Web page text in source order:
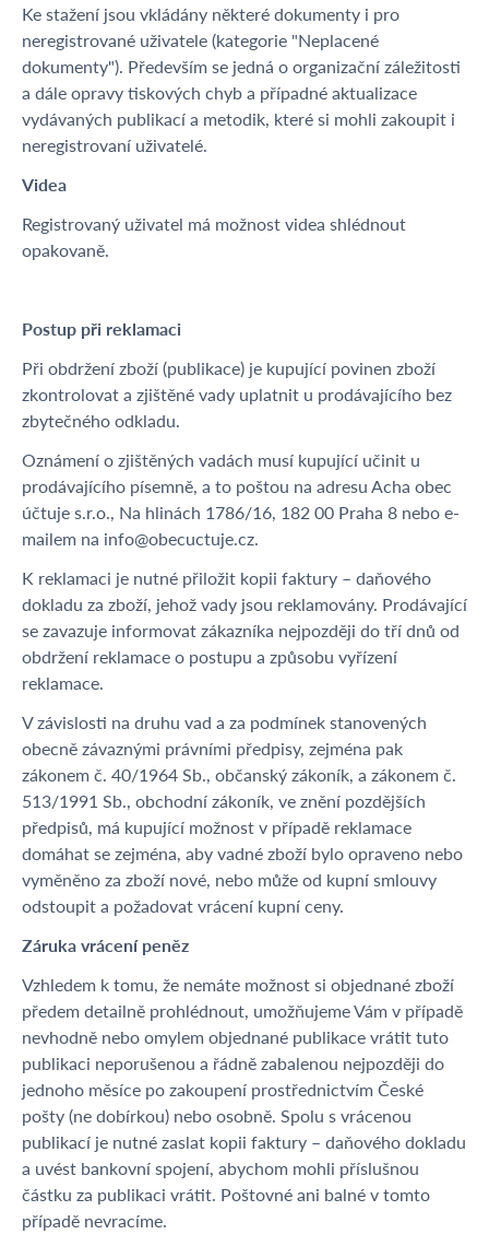
Ke stažení jsou vkládány některé dokumenty i pro
neregistrované uživatele (kategorie "Neplacené
dokumenty"). Především se jedná o organizační záležitosti
a dále opravy tiskových chyb a případné aktualizace
vydávaných publikací a metodik, které si mohli zakoupit i
neregistrovaní uživatelé.
Videa
Registrovaný uživatel má možnost videa shlédnout
opakovaně.
Postup při reklamaci
Při obdržení zboží (publikace) je kupující povinen zboží
zkontrolovat a zjištěné vady uplatnit u prodávajícího bez
zbytečného odkladu.
Oznámení o zjištěných vadách musí kupující učinit u
prodávajícího písemně, a to poštou na adresu Acha obec
účtuje s.r.o., Na hlinách 1786/16, 182 00 Praha 8 nebo e-
mailem na info@obecuctuje.cz.
K reklamaci je nutné přiložit kopii faktury – daňového
dokladu za zboží, jehož vady jsou reklamovány. Prodávající
se zavazuje informovat zákazníka nejpozději do tří dnů od
obdržení reklamace o postupu a způsobu vyřízení
reklamace.
V závislosti na druhu vad a za podmínek stanovených
obecně závaznými právními předpisy, zejména pak
zákonem č. 40/1964 Sb., občanský zákoník, a zákonem č.
513/1991 Sb., obchodní zákoník, ve znění pozdějších
předpisů, má kupující možnost v případě reklamace
domáhat se zejména, aby vadné zboží bylo opraveno nebo
vyměněno za zboží nové, nebo může od kupní smlouvy
odstoupit a požadovat vrácení kupní ceny.
Záruka vrácení peněz
Vzhledem k tomu, že nemáte možnost si objednané zboží
předem detailně prohlédnout, umožňujeme Vám v případě
nevhodně nebo omylem objednané publikace vrátit tuto
publikaci neporušenou a řádně zabalenou nejpozději do
jednoho měsíce po zakoupení prostřednictvím České
pošty (ne dobírkou) nebo osobně. Spolu s vrácenou
publikací je nutné zaslat kopii faktury – daňového dokladu
a uvést bankovní spojení, abychom mohli příslušnou
částku za publikaci vrátit. Poštovné ani balné v tomto
případě nevracíme.